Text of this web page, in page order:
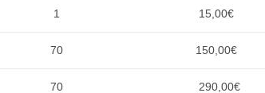
1 15,00€
70 150,00€
70 290,00€